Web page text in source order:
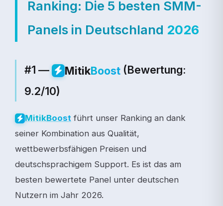
Ranking: Die 5 besten SMM-
Panels in Deutschland 2026
#1 — MitikBoost(Bewertung:
9.2/10)
MitikBoost führt unser Ranking an dank
seiner Kombination aus Qualität,
wettbewerbsfähigen Preisen und
deutschsprachigem Support. Es ist das am
besten bewertete Panel unter deutschen
Nutzern im Jahr 2026.